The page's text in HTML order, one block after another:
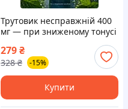
Трутовик несправжній 400
мг — при зниженому тонусі
підтримці печінки, 60
капсул
279₴
328 ₴ -15%
Купити